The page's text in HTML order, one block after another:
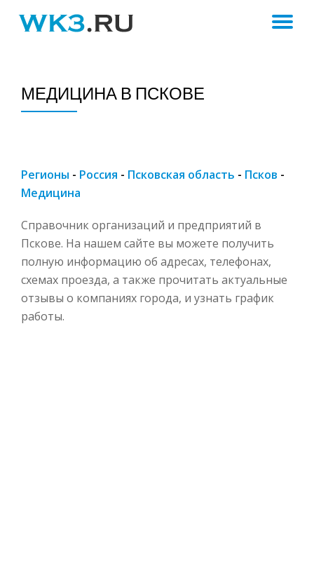
МЕДИЦИНА В ПСКОВЕ
Регионы - Россия - Псковская область - Псков -
Медицина
Справочник организаций и предприятий в
Пскове. На нашем сайте вы можете получить
полную информацию об адресах, телефонах,
схемах проезда, а также прочитать актуальные
отзывы о компаниях города, и узнать график
работы.